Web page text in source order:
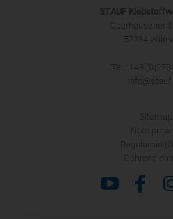
STAUF
Oberhausener
57234
Tel.: +49
Sitemap
Nota
Regulamin
Ochrona